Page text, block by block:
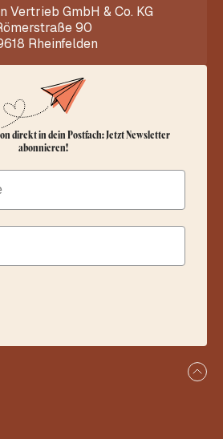
Vertrieb GmbH & Co. KG
90
Rheinfelden
direkt in dein Postfach: Jetzt Newsletter
abonnieren!